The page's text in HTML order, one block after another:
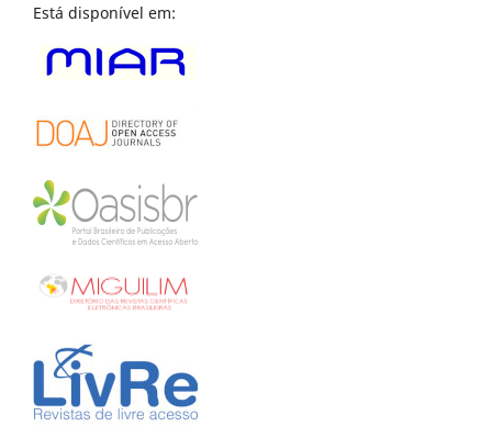
Está disponível em: